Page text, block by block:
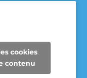
d’aujourd’hui !
qui ont
pour
cookies
contenu